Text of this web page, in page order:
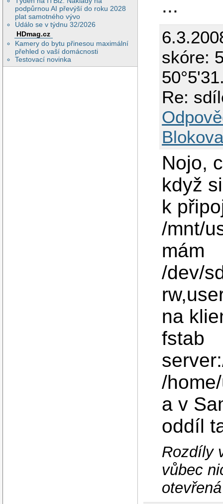
podpůrnou AI převýší do roku 2028
plat samotného vývo
Událo se v týdnu 32/2026
HDmag.cz
Kamery do bytu přinesou maximální
přehled o vaší domácnosti
Testovací novinka
...
skóre:
Re:
Nojo,
když
k
/mnt/
mám
/dev/
na
fstab
/
a v
oddíl
Rozdíly
vůbec